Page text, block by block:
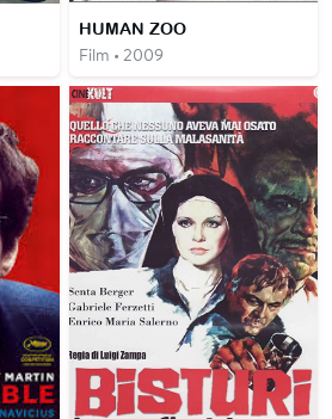
HUMAN ZOO
Film • 2009